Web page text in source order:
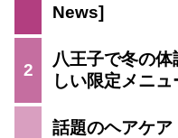
2
八王子で冬の
しい限定メニ
話題のヘアケア